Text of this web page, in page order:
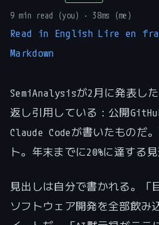
9 min read (you) · 38ms (me)
Read in English Lire en
Markdown
SemiAnalysisが2月に発表し
返し引用している：公開
Claude Codeが書いたものだ
ト。年末までに20%に達する見
見出しは自分で書かれる。「
ソフトウェア開発を全部飲み